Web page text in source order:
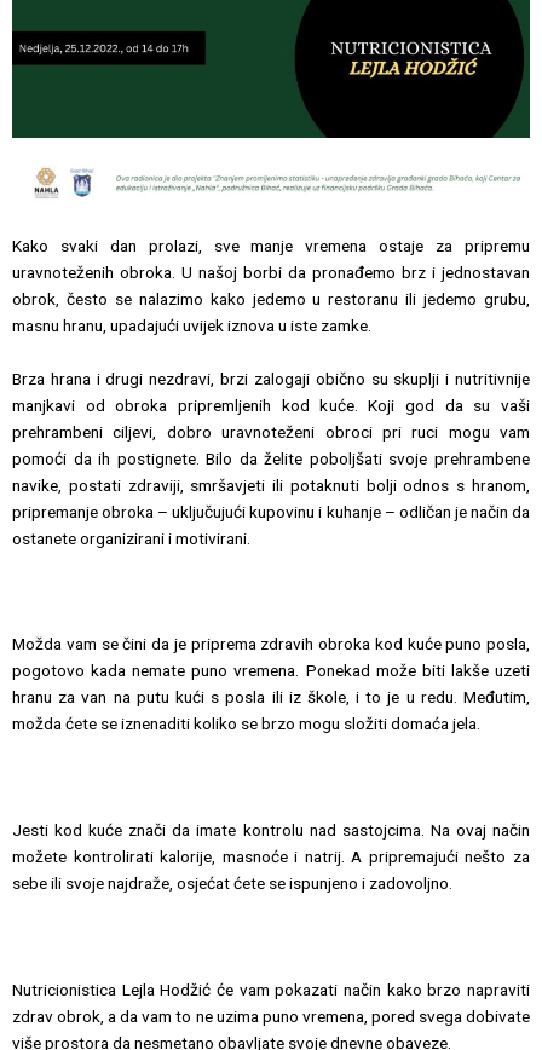
Kako svaki dan prolazi, sve manje vremena ostaje za pripremu
uravnoteženih obroka. U našoj borbi da pronađemo brz i jednostavan
obrok, često se nalazimo kako jedemo u restoranu ili jedemo grubu,
masnu hranu, upadajući uvijek iznova u iste zamke.
Brza hrana i drugi nezdravi, brzi zalogaji obično su skuplji i nutritivnije
manjkavi od obroka pripremljenih kod kuće. Koji god da su vaši
prehrambeni ciljevi, dobro uravnoteženi obroci pri ruci mogu vam
pomoći da ih postignete. Bilo da želite poboljšati svoje prehrambene
navike, postati zdraviji, smršavjeti ili potaknuti bolji odnos s hranom,
pripremanje obroka – uključujući kupovinu i kuhanje – odličan je način da
ostanete organizirani i motivirani.
Možda vam se čini da je priprema zdravih obroka kod kuće puno posla,
pogotovo kada nemate puno vremena. Ponekad može biti lakše uzeti
hranu za van na putu kući s posla ili iz škole, i to je u redu. Međutim,
možda ćete se iznenaditi koliko se brzo mogu složiti domaća jela.
Jesti kod kuće znači da imate kontrolu nad sastojcima. Na ovaj način
možete kontrolirati kalorije, masnoće i natrij. A pripremajući nešto za
sebe ili svoje najdraže, osjećat ćete se ispunjeno i zadovoljno.
Nutricionistica Lejla Hodžić će vam pokazati način kako brzo napraviti
zdrav obrok, a da vam to ne uzima puno vremena, pored svega dobivate
više prostora da nesmetano obavljate svoje dnevne obaveze.